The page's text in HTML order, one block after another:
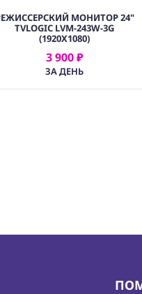
МОНИТОР 24"
TVLOGIC LVM-243W-3G
(1920X1080)
3 900 ₽
ЗА ДЕНЬ
АРЕНДОВАТЬ